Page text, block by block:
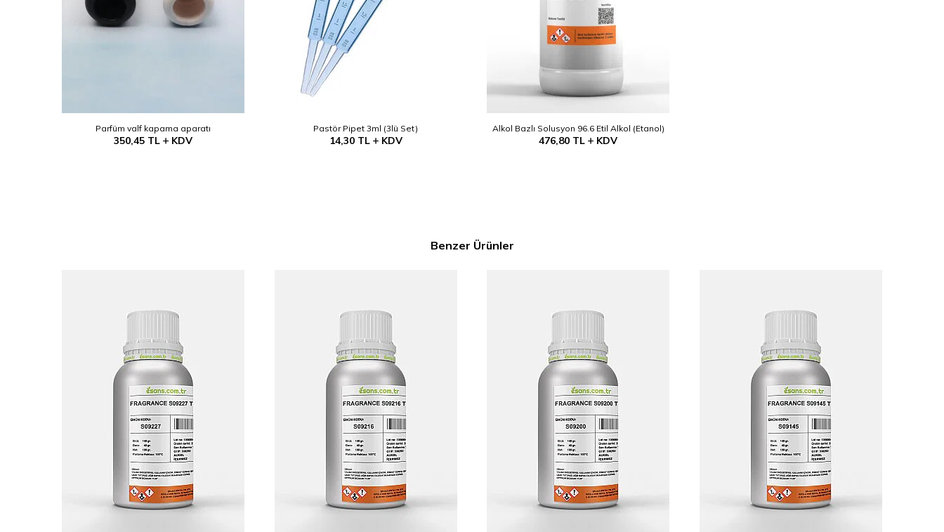
Parfüm valf kapama aparatı
350,45 TL KDV
Pastör Pipet 3ml (3lü Set)
14,30TL KDV
Alkol Bazlı Solusyon 96.6 Etil Alkol (Etanol)
476,80 TL KDV
Benzer Ürünler